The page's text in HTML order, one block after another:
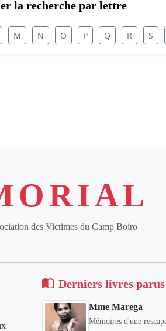
la recherche par lettre
M N O P Q R S
des Victimes du Camp Boiro
Derniers livres parus
Mme Marega
Mémoires d'une